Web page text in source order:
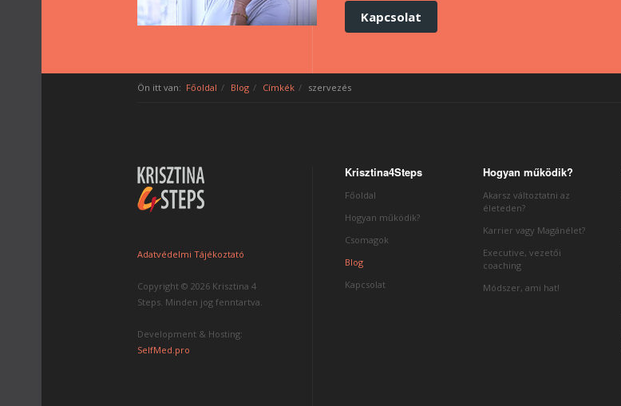
Kapcsolat
Ön itt van: Főoldal Blog Címkék szervezés
Adatvédelmi Tájékoztató
Copyright © 2026 Krisztina 4
Steps. Minden jog fenntartva.
Development & Hosting:
SelfMed.pro
Krisztina4Steps
Főoldal
Hogyan működik?
Csomagok
Blog
Kapcsolat
Hogyan működik?
Akarsz változtatni az
életeden?
Karrier vagy Magánélet?
Executive, vezetői
coaching
Módszer, ami hat!